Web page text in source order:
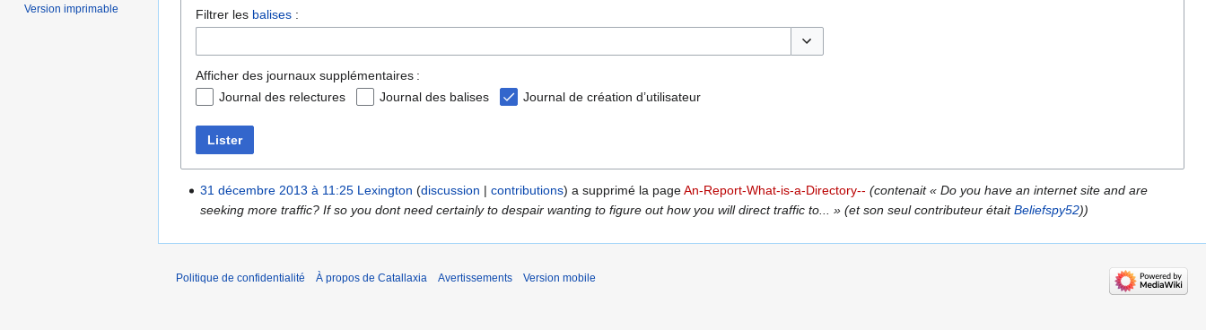
Filtrer les balises :
Afficher des journaux supplémentaires :
Journal des relectures
Journal des balises Journal de création d’utilisateur
Lister
31 décembre 2013 à 11:25 Lexington discussion contributions a supprimé la pageAn-Report-What-is-a-Directory-- (contenait « Do you have an internet site and are
seeking more traffic? If so you dont need certainly to despair wanting to figure out how you will direct traffic to... » (et son seul contributeur étaitBeliefspy52))
Version imprimable
Politique de confidentialité À propos de Catallaxia Avertissements Version mobile